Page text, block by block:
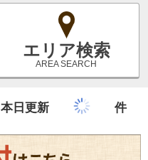
エリア検索
AREA SEARCH
本日更新 件